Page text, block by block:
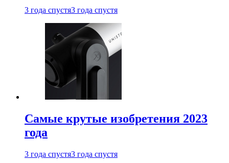
3 года спустя3 года спустя
Самые крутые изобретения 2023
года
3 года спустя3 года спустя